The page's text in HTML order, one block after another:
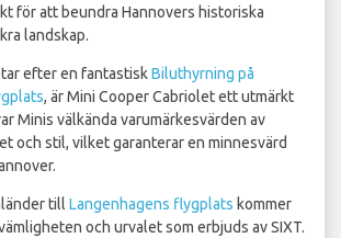
för att beundra Hannovers historiska
landskap.
efter en fantastiskBiluthyrning på
, är Mini Cooper Cabriolet ett utmärkt
Minis välkända varumärkesvärden av
och stil, vilket garanterar en minnesvärd
till Langenhagens flygplats kommer
och urvalet som erbjuds av SIXT.